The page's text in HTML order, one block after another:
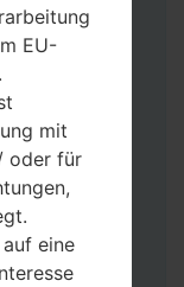
an und
Tasten
Lauter-
an den PC
Ihr Gerät
auf dem
Zeit und
EU-
mit
oder für
eine